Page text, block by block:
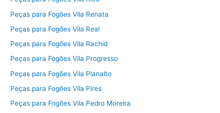
Peças para Fogões Vila Renata
Peças para Fogões Vila Real
Peças para Fogões Vila Rachid
Peças para Fogões Vila Progresso
Peças para Fogões Vila Planalto
Peças para Fogões Vila Pires
Peças para Fogões Vila Pedro Moreira